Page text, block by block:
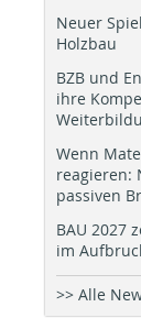
Neuer
Holzbau
BZB und
ihre
Wenn
reagieren:
passiven
BAU 2027
im
>> Alle